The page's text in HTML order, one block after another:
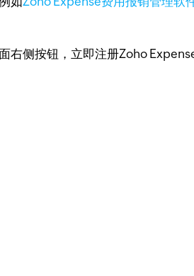
右侧按钮，立即注册Zoho